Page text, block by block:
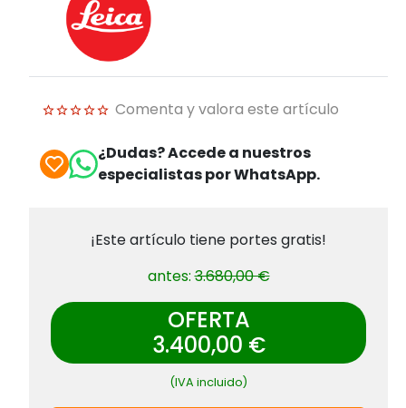
Comenta y valora este artículo
¿Dudas? Accede a nuestros
especialistas por WhatsApp.
¡Este artículo tiene portes gratis!
antes:3.680,00 €
OFERTA
3.400,00 €
(IVA incluido)